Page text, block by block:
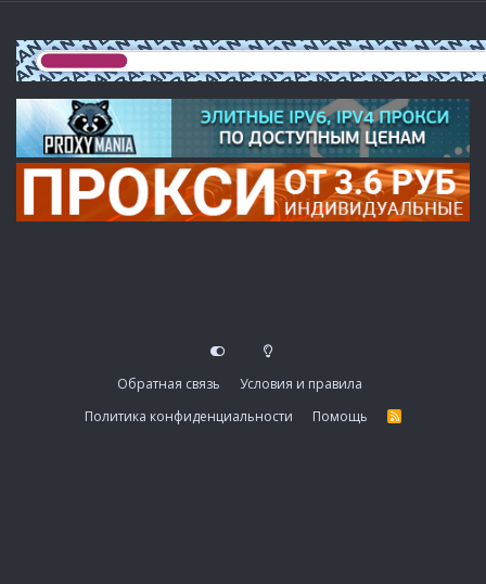
Обратная связь
Условия и правила
Политика конфиденциальности
Помощь
R